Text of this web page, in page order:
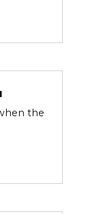
the